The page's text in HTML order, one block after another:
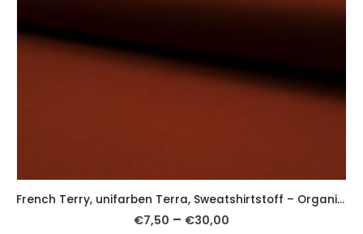
French Terry, unifarben Terra, Sweatshirtstoff – Organic Cotton
€7,50 – €30,00